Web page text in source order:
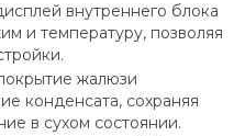
внутреннего блока
и температуру, позволяя
жалюзи
конденсата, сохраняя
в сухом состоянии.